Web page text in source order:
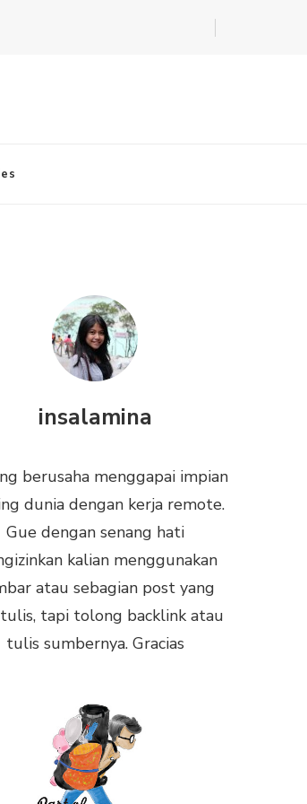
insalamina
berusaha menggapai impian
dunia dengan kerja remote.
Gue dengan senang hati
kalian menggunakan
atau sebagian post yang
tapi tolong backlink atau
tulis sumbernya. Gracias